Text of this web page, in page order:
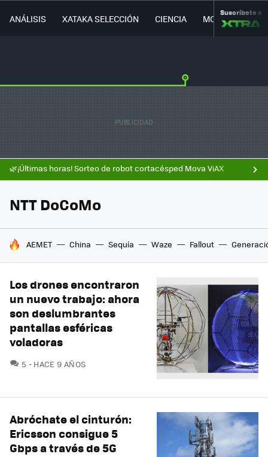
ANÁLISIS XATAKA SELECCIÓN CIENCIA MOVILIDAD
Suscríbete a
🌿¡Últimas horas! Sorteo de robot cortacésped Mova ViAX
NTT DoCoMo
HOY SE HABLA DE
AEMET China Sequía Waze Fallout
Los drones encontraron
un nuevo trabajo: ahora
son deslumbrantes
pantallas esféricas
voladoras
5 COMENTARIOS
HACE 9 AÑOS
Abróchate el cinturón:
Ericsson consigue 5
Gbps a través de 5G